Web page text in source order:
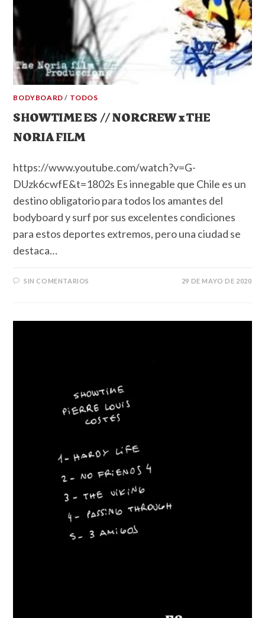
BODYBOARD / TODOS
SHOWTIME ES // NORCREW x THE
NORIA FILM
https://www.youtube.com/watch?v=G-
DUzk6cwfE&t=1802s Es innegable que Chile es un
destino obligatorio para todos los amantes del
bodyboard y surf por sus excelentes condiciones
para estos deportes extremos, pero una ciudad se
destaca…
SIN COMENTARIOS 29 DE MAYO DE 2020